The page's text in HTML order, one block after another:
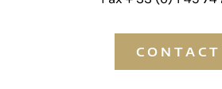
CONTACT